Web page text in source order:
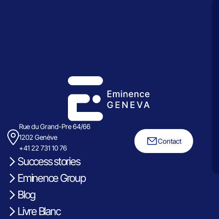
Rue du Grand-Pre 64/66
1202 Genève
+41 22 731 10 76
Contact
Success stories
Eminence Group
Blog
Livre Blanc